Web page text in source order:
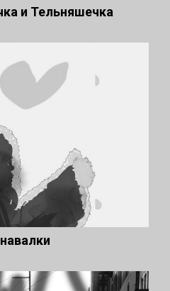
и Тельняшечка